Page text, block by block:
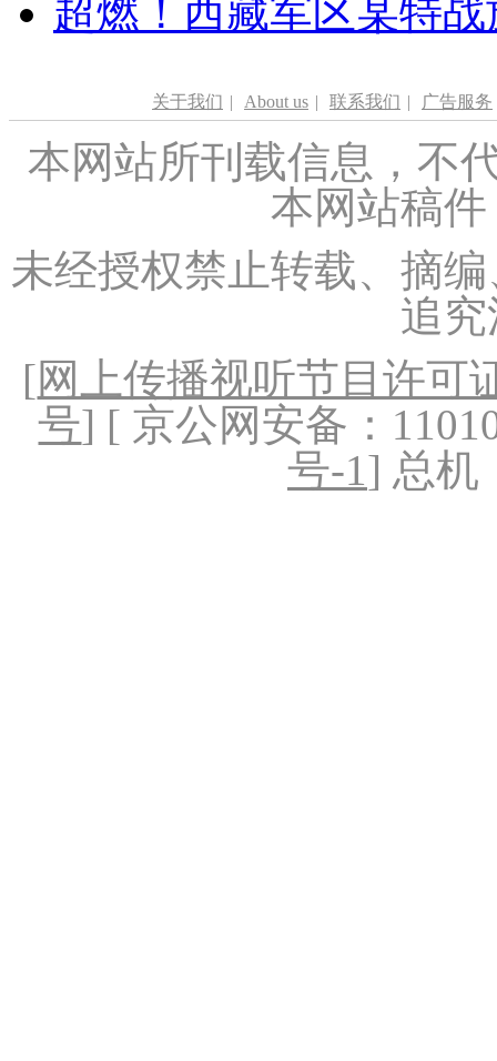
超燃！西藏军区某特
关于我们 | About us | 联系我们 | 广告服务
本网站所刊载信息，不
本网站稿
未经授权禁止转载、摘
追
[网上传播视听节目许可
号] [ 京公网安备：
号-1] 总机